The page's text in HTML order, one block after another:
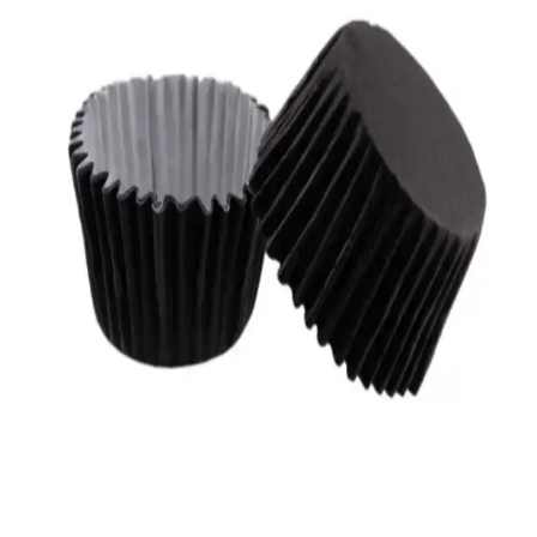
Yenigeldi 200 Adet Renkli Muffin ve Cupcake
Kalıpları - Dayanıklı ve Çok Yönlü Mutfağınız İçin
Yenigeldi'nin 200 adet renkli muffin ve cupcake kalıpları, yüksek
kalite malzemeleri ve şık tasarımıyla mutfakta yaratıcılığı teşvik eder,
güvenli ve dayanıklıdır.
Laranya Safari Temalı Kek Kalıbı ve Kapsülleri Seti
Çocuk Partileri ve Doğa Teması Etkinlikler İçin
Laranya'nın renkli ve dayanıklı safari temalı kek kalıbı seti, çocuk
partileri ve doğa etkinlikleri için ideal, pratik kullanımlı ve hijyenik
kek yapımını sağlar.
QesQin 200 Adet Muffin Kek Kalıbı ve Cupcake